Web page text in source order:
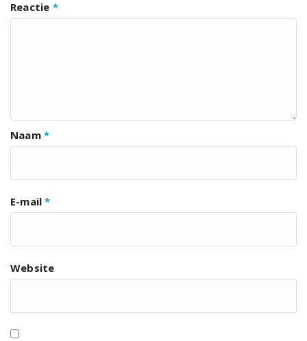
Reactie *
Naam *
E-mail*
Website